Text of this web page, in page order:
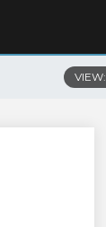
VIEW: